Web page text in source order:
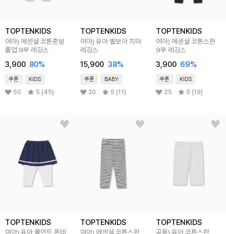
TOPTENKIDS
여아) 에센셜 코튼혼방
롤업 9부 레깅스
3,900 80%
쿠폰 KIDS
50 5 (45)
TOPTENKIDS
여아) 유아 벨보아 치마
레깅스
15,900 38%
쿠폰 BABY
30 5 (11)
TOPTENKIDS
여아) 에센셜 코튼스판
9부 레깅스
3,900 69%
쿠폰 KIDS
25 5 (19)
TOPTENKIDS
여아) 유아 쿨먼트 폰테
TOPTENKIDS
여아) 에센셜 코튼스판
TOPTENKIDS
공용) 유아 코튼스판